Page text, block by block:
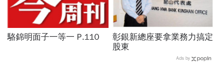
駱錦明面子一等一 P.110
彰銀新總座要拿業務力搞定
股東
Ads by